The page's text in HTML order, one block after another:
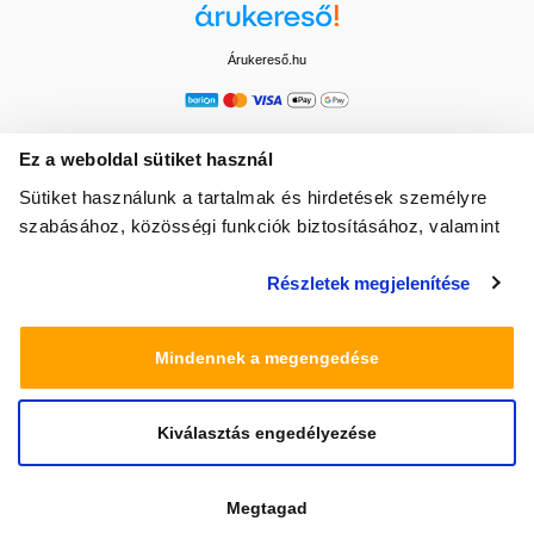
Ez a weboldal sütiket használ
Sütiket használunk a tartalmak és hirdetések személyre
szabásához, közösségi funkciók biztosításához, valamint
média-, hirdető- és elemező partnereinkkel megosztjuk az
amelyeket Ön adott meg számukra vagy az Ön által
használt más szolgáltatásokból gyűjtöttek.
Részletek megjelenítése
Mindennek a megengedése
Kiválasztás engedélyezése
Megtagad
Árukereső.hu